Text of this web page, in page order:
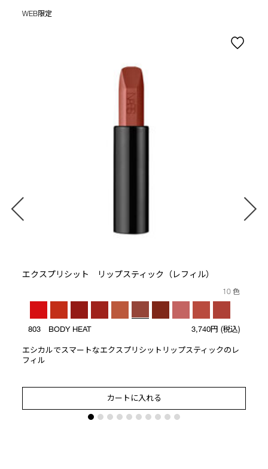
WEB限定
エクスプリシット リップスティック（レフィル）
10 色
803 BODY HEAT 3,740円 (税込)
エシカルでスマートなエクスプリシットリップスティックのレ
フィル
カートに入れる